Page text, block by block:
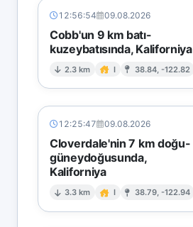
12:56:54 09.08.2026
Cobb'un 9 km batı-
kuzeybatısında, Kaliforniya
2.3 km I 38.84, -122.82
12:25:47 09.08.2026
Cloverdale'nin 7 km doğu-
güneydoğusunda,
Kaliforniya
3.3 km I 38.79, -122.94